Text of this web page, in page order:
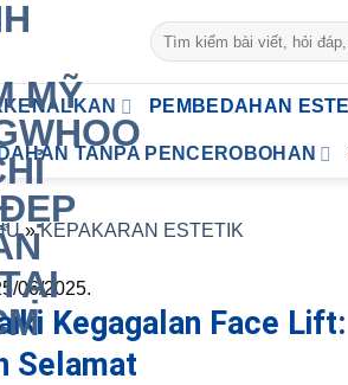
PEMBEDAHAN
TANPA PENCEROBOHAN
»KEPAKARAN ESTETIK
06/2025.
Kegagalan Face
Selamat